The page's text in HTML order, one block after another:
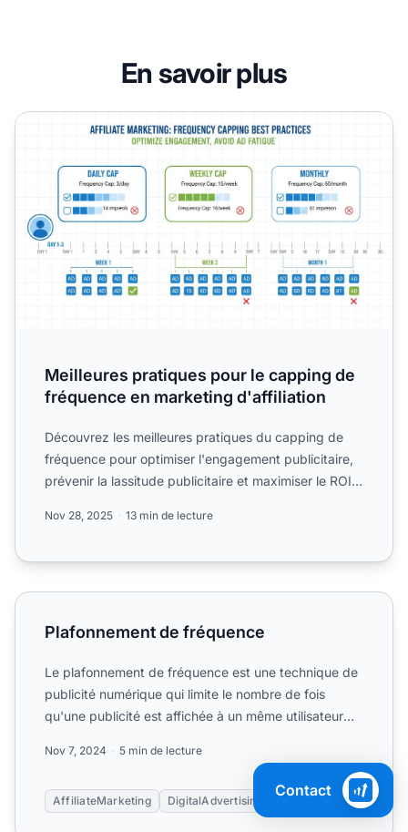
En savoir plus
Meilleures pratiques pour le capping de fréquence en
Meilleures pratiques pour le capping de
fréquence en marketing d'affiliation
Découvrez les meilleures pratiques du capping de
fréquence pour optimiser l'engagement publicitaire,
prévenir la lassitude publicitaire et maximiser le ROI
Nov 28, 2025 13 min de lecture
Plafonnement de fréquence
Plafonnement de fréquence
Le plafonnement de fréquence est une technique de
publicité numérique qui limite le nombre de fois
qu'une publicité est affichée à un même utilisateur
Nov 7, 2024 5 min de lecture
AffiliateMarketing DigitalAdvertising +3
Contact